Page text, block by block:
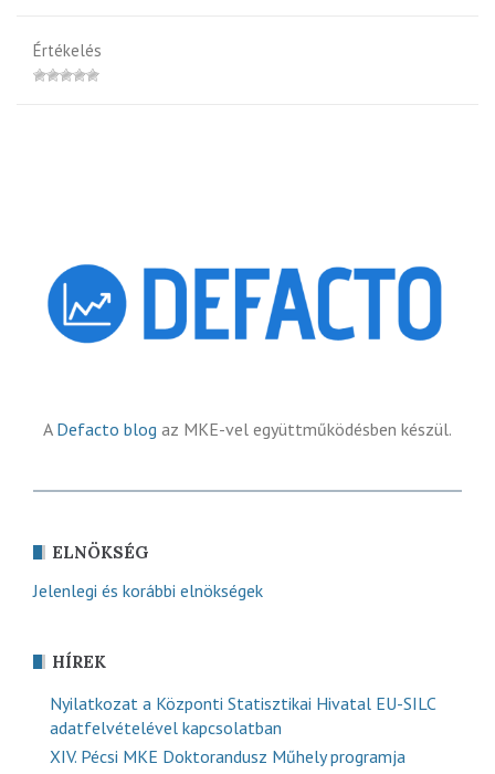
Értékelés
A Defacto blog az MKE-vel együttműködésben készül.
ELNÖKSÉG
Jelenlegi és korábbi elnökségek
HÍREK
Nyilatkozat a Központi Statisztikai Hivatal EU-SILC
adatfelvételével kapcsolatban
XIV. Pécsi MKE Doktorandusz Műhely programja